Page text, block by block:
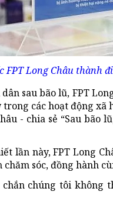
FPT Long Châu thành
sau bão lũ, FPT
trong các hoạt động
- chia sẻ “Sau
lần này, FPT Long
sóc, đồng hành
chúng tôi không